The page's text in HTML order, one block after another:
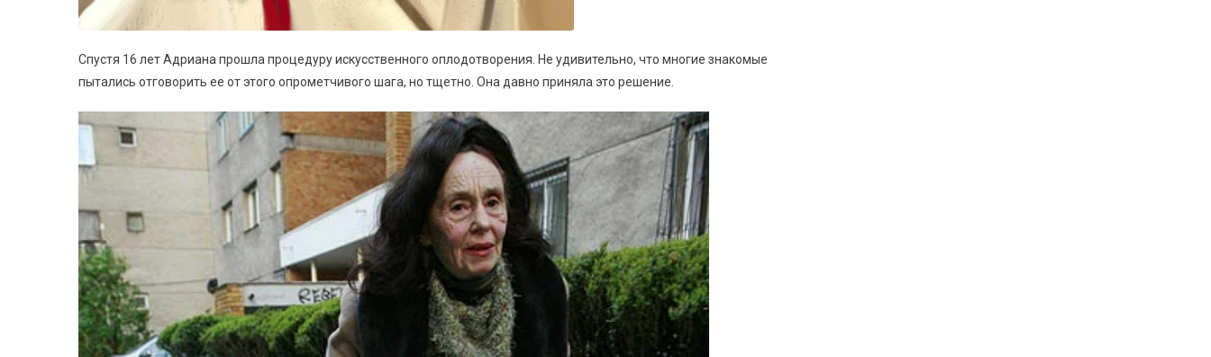
Спустя 16 лет Адриана прошла процедуру искусственного оплодотворения. Не удивительно, что многие знакомые
пытались отговорить ее от этого опрометчивого шага, но тщетно. Она давно приняла это решение.